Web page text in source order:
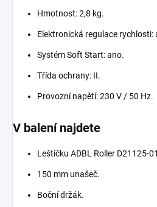
Hmotnost: 2,8 kg.
Elektronická regulace rychlosti:
Systém Soft Start: ano.
Třída ochrany: II.
Provozní napětí: 230 V / 50 Hz.
V balení najdete
Leštičku ADBL Roller D21125-
150 mm unašeč.
Boční držák.